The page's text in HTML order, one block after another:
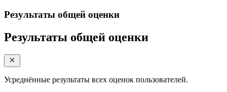
Результаты общей оценки
Результаты общей оценки
Усреднённые результаты всех оценок пользователей.